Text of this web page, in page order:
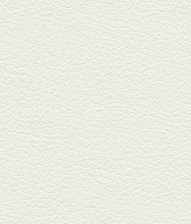
三年坂通りの
ろころ」はオ
炭火...
2025年2月
踊る車海老
ニとキャビ
ホテル日航熊
げの新たな店
しろ...
2025年2月7
マグロの
とカブのゆ